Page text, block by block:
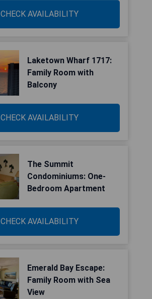
CHECK AVAILABILITY
Laketown Wharf 1717:
Family Room with
Balcony
CHECK AVAILABILITY
The Summit
Condominiums: One-
Bedroom Apartment
CHECK AVAILABILITY
Emerald Bay Escape:
Family Room with Sea
View